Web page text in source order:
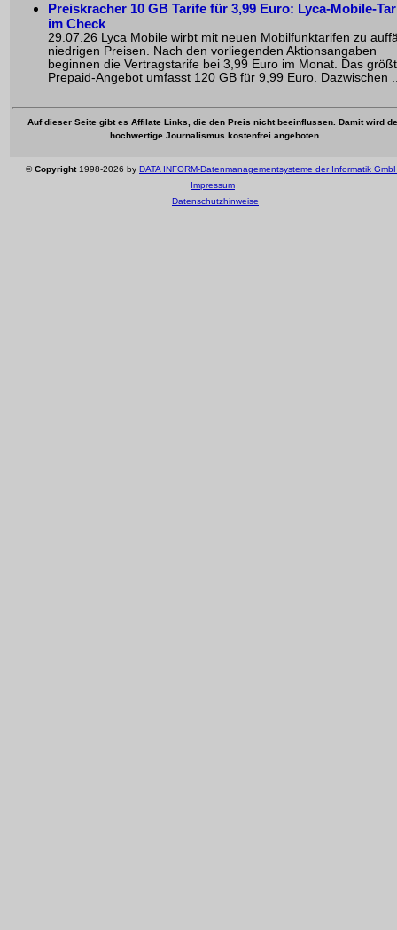
Preiskracher 10 GB Tarife für 3,99 Euro: Lyca-Mobile-
im Check
29.07.26 Lyca Mobile wirbt mit neuen Mobilfunktarifen zu
niedrigen Preisen. Nach den vorliegenden Aktionsangaben
beginnen die Vertragstarife bei 3,99 Euro im Monat. Das
Prepaid-Angebot umfasst 120 GB für 9,99 Euro. Dazwischen
Auf dieser Seite gibt es Affilate Links, die den Preis nicht beeinflussen. Damit wird
hochwertige Journalismus kostenfrei angeboten
©Copyright1998-2026 by DATA INFORM-Datenmanagementsysteme der Informatik
Impressum
Datenschutzhinweise